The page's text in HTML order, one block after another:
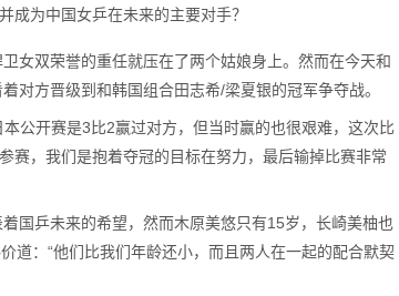
成为中国女乒在未来的主要对手？
女双荣誉的重任就压在了两个姑娘身上。然而在今天和
对方晋级到和韩国组合田志希/梁夏银的冠军争夺战。
公开赛是3比2赢过对方，但当时赢的也很艰难，这次比
赛，我们是抱着夺冠的目标在努力，最后输掉比赛非常
国乒未来的希望，然而木原美悠只有15岁，长崎美柚也
道：“他们比我们年龄还小，而且两人在一起的配合默契